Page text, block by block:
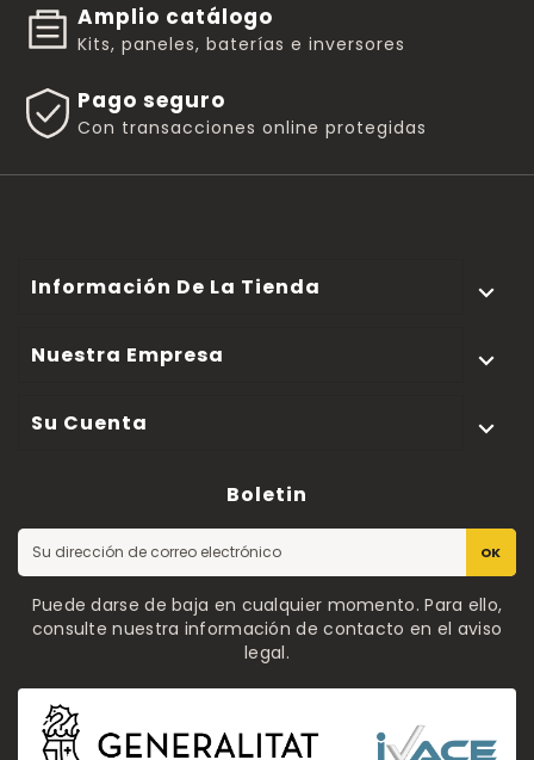
Amplio catálogo
Kits, paneles, baterías e inversores
Pago seguro
Con transacciones online protegidas
Información De La Tienda 
Nuestra Empresa 
Su Cuenta 
Boletin
OK
Puede darse de baja en cualquier momento. Para ello,
consulte nuestra información de contacto en el aviso
legal.